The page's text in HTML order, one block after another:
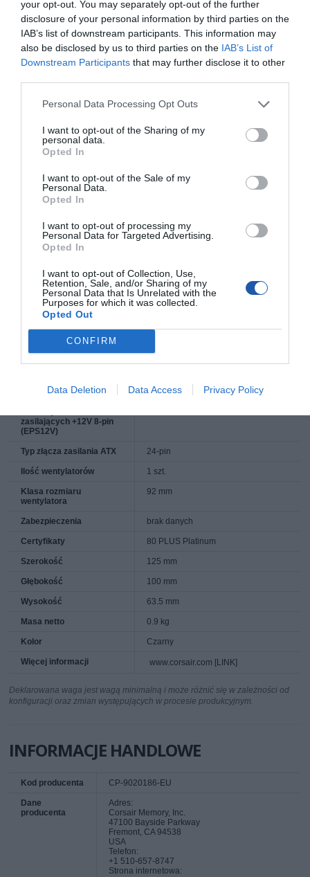
your opt-out. You may separately opt-out of the further
disclosure of your personal information by third parties on the
IAB’s list of downstream participants. This information may
also be disclosed by us to third parties on the IAB’s List of
Downstream Participants that may further disclose it to other
Personal Data Processing Opt Outs
I want to opt-out of the Sharing of my
personal data.
Opted In
I want to opt-out of the Sale of my
Personal Data.
Opted In
I want to opt-out of processing my
Personal Data for Targeted Advertising.
Opted In
I want to opt-out of Collection, Use,
Retention, Sale, and/or Sharing of my
Personal Data that Is Unrelated with the
Purposes for which it was collected.
Opted Out
CONFIRM
Data Deletion Data Access Privacy Policy
Średni czas między
uszkodzeniami (MTBF)
brak danych
Ilość wtyczek
(HDD/ODD)
3 szt.
Ilość wtyczek
0 szt.
zasilających Serial ATA
Ilość wtyczek
zasilających 6-pin (PCI-E)
Ilość wtyczek
zasilających 6+2-pin (PCI-
4 szt.
zasilających 8-pin (PCI-E)
Ilość wtyczek
zasilających 3-pin (FAN)
Ilość wtyczek
zasilających 4-pin (FAN)
0 szt.
Typ wtyczki zasilającej
EPS12V
Ilość wtyczek
zasilających +12V 4-pin
(P4)
0 szt.
pin (EPS12V)
zasilających +12V 8-pin
(EPS12V)
Typ złącza zasilania ATX 24-pin
Ilość wentylatorów 1 szt.
Klasa rozmiaru
wentylatora
92 mm
Zabezpieczenia brak danych
Certyfikaty 80 PLUS Platinum
Szerokość 125 mm
Głębokość 100 mm
Wysokość 63.5 mm
Masa netto 0.9 kg
Kolor Czarny
Więcej informacji www.corsair.com [LINK]
Deklarowana waga jest wagą minimalną i może różnić się w zależności od
konfiguracji oraz zmian występujących w procesie produkcyjnym.
INFORMACJE HANDLOWE
Kod producenta CP-9020186-EU
Dane
producenta
Adres:
Corsair Memory, Inc.
47100 Bayside Parkway
Fremont, CA 94538
USA
Telefon:
+1 510-657-8747
Strona internetowa: